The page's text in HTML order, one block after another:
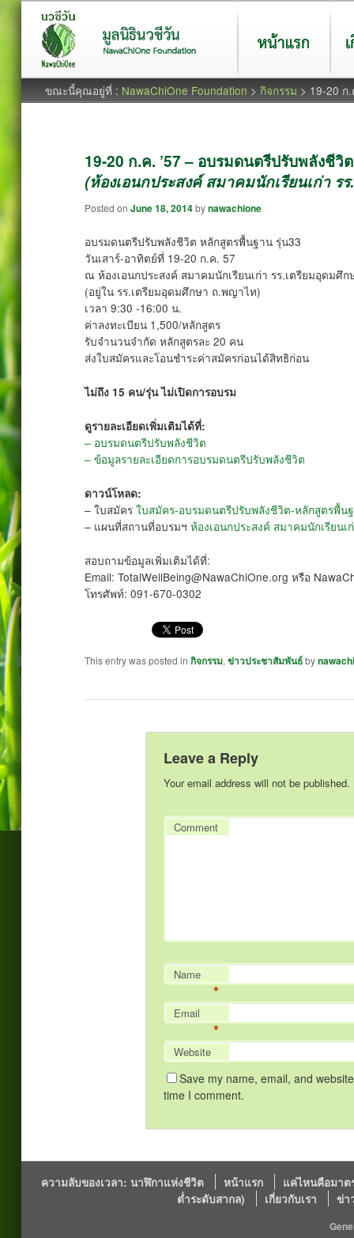
หน้าแรก เกี่ยว
ขณะนี้คุณอยู่ที่ : NawaChiOne Foundation > กิจกรรม > 19-20 ก
19-20 ก.ค. ’57 – อบรมดนตรีปรับพลังชี
(ห้องเอนกประสงค์ สมาคมนักเรียนเก่า ร
Posted onJune 18, 2014bynawachione
อบรมดนตรีปรับพลังชีวิต หลักสูตรพื้นฐาน รุ่น33
วันเสาร์-อาทิตย์ที่ 19-20 ก.ค. 57
ณ ห้องเอนกประสงค์ สมาคมนักเรียนเก่า รร.เตรียมอุดมศึก
(อยู่ใน รร.เตรียมอุดมศึกษา ถ.พญาไท)
เวลา 9:30 -16:00 น.
ค่าลงทะเบียน 1,500/หลักสูตร
รับจำนวนจำกัด หลักสูตรละ 20 คน
ส่งใบสมัครและโอนชำระค่าสมัครก่อนได้สิทธิก่อน
ไม่ถึง 15 คน/รุ่น ไม่เปิดการอบรม
ดูรายละเอียดเพิ่มเติมได้ที่:
– อบรมดนตรีปรับพลังชีวิต
– ข้อมูลรายละเอียดการอบรมดนตรีปรับพลังชีวิต
ดาวน์โหลด:
– ใบสมัครใบสมัคร-อบรมดนตรีปรับพลังชีวิต-หลักสูตรพื้น
– แผนที่สถานที่อบรมฯห้องเอนกประสงค์ สมาคมนักเรียน
สอบถามข้อมูลเพิ่มเติมได้ที่:
Email: TotalWellBeing@NawaChiOne.org หรือ
โทรศัพท์: 091-670-0302
This entry was posted inกิจกรรม,ข่าวประชาสัมพันธ์by
Leave a Reply
Your email address will not be published.
Comment
Name
*
Email
*
Website
Save my name, email, and
time I comment.
ความลับของเวลา: นาฬิกาแห่งชีวิต หน้าแรก
แค่ไหนคือมาต
ต่ำระดับสากล)
เกี่ยวกับเรา ข่า